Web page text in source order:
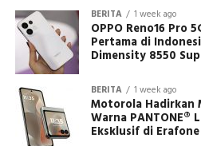
BERITA 1 week ago
OPPO Reno16 Pro
Pertama di
Dimensity 8550
BERITA 1 week ago
Motorola Hadirkan
Warna PANTONE®
Eksklusif di Erafone